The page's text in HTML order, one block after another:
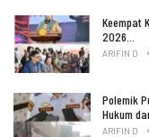
Keempat
2026…
ARIFIN D
Polemik
Hukum
ARIFIN D